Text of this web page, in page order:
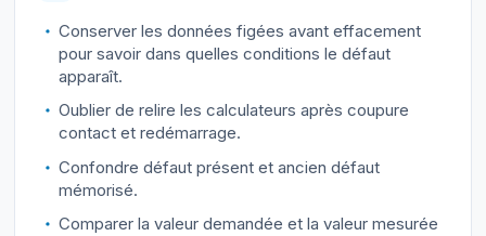
Conserver les données figées avant effacement
pour savoir dans quelles conditions le défaut
apparaît.
Oublier de relire les calculateurs après coupure
contact et redémarrage.
Confondre défaut présent et ancien défaut
mémorisé.
Comparer la valeur demandée et la valeur mesurée